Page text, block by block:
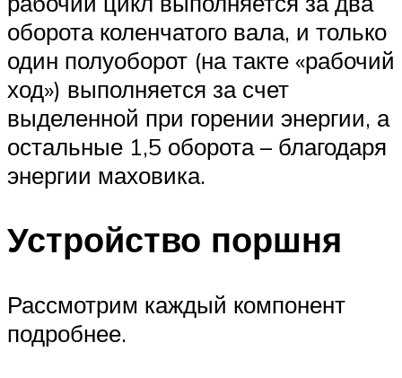
оборота коленчатого вала, и только
один полуоборот (на такте «рабочий
ход») выполняется за счет
выделенной при горении энергии, а
остальные 1,5 оборота – благодаря
энергии маховика.
Устройство поршня
Рассмотрим каждый компонент
подробнее.